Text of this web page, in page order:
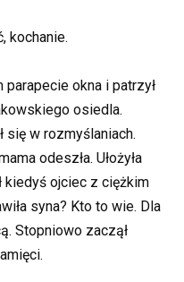
kochanie.
okna i patrzył
osiedla.
się w rozmyślaniach.
odeszła. Ułożyła
kiedyś ojciec z ciężkim
syna? Kto to wie. Dla
Stopniowo zaczął